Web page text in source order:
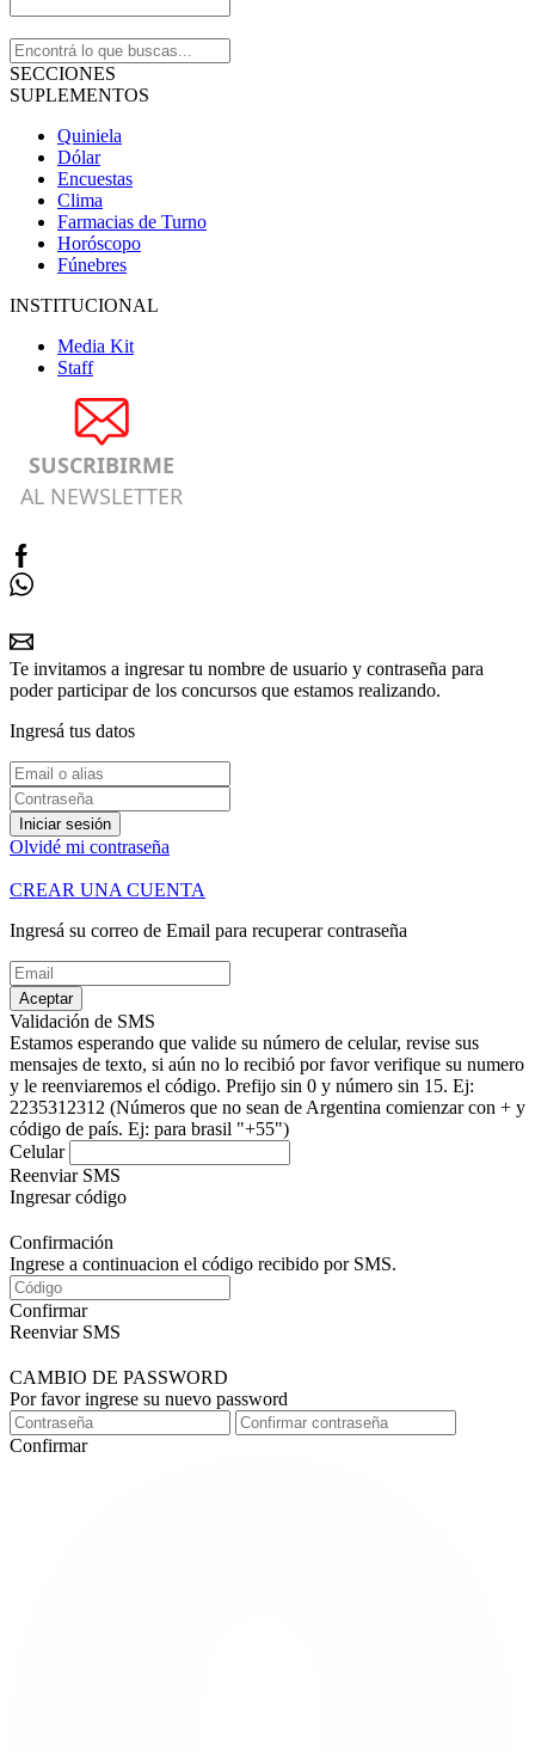
SECCIONES
SUPLEMENTOS
Quiniela
Dólar
Encuestas
Clima
Farmacias de Turno
Horóscopo
Fúnebres
INSTITUCIONAL
Media Kit
Staff
SUSCRIBIRME
AL NEWSLETTER
Te invitamos a ingresar tu nombre de usuario y contraseña para
poder participar de los concursos que estamos realizando.
Ingresá tus datos
Iniciar sesión
Olvidé mi contraseña
CREAR UNA CUENTA
Ingresá su correo de Email para recuperar contraseña
Aceptar
Validación de SMS
Estamos esperando que valide su número de celular, revise sus
mensajes de texto, si aún no lo recibió por favor verifique su numero
y le reenviaremos el código. Prefijo sin 0 y número sin 15. Ej:
2235312312 (Números que no sean de Argentina comienzar con + y
código de país. Ej: para brasil "+55")
Celular
Reenviar SMS
Ingresar código
Confirmación
Ingrese a continuacion el código recibido por SMS.
Confirmar
Reenviar SMS
CAMBIO DE PASSWORD
Por favor ingrese su nuevo password
Confirmar